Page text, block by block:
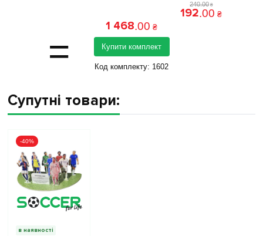
240.00 ₴
192.00 ₴
=
1 468.00 ₴
Купити комплект
Код комплекту: 1602
Супутні товари:
-40%
в наявності